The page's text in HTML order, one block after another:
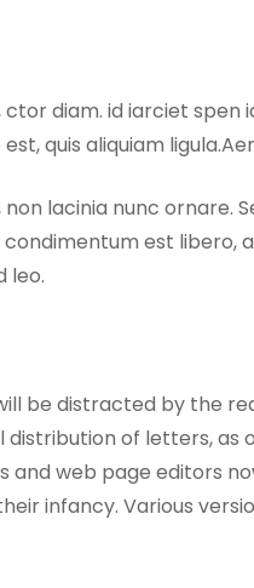
diam. id iarciet
quis aliquiam
lacinia nunc
est libero,
leo.
be distracted by the
of letters, as
and web page editors
infancy. Various